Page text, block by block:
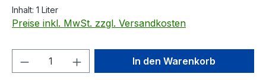
Inhalt: 1 Liter
Preise inkl. MwSt. zzgl. Versandkosten
Produkt Anzahl: Gib denIn den Warenkorb